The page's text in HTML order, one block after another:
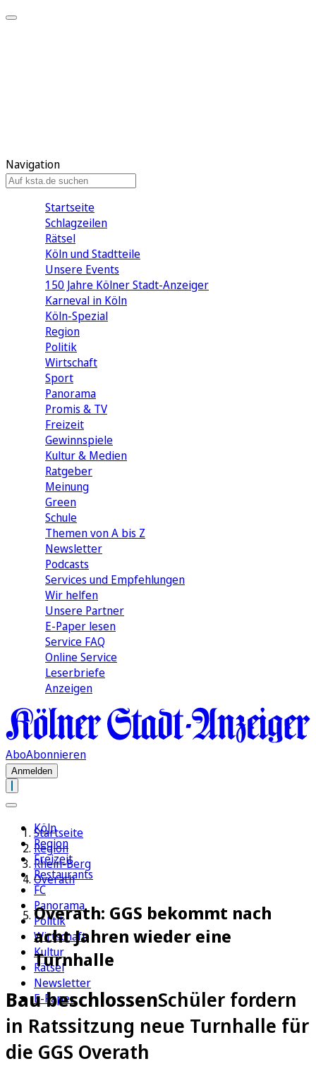
Navigation
Startseite
Schlagzeilen
Rätsel
Köln und Stadtteile
Unsere Events
150 Jahre Kölner Stadt-Anzeiger
Karneval in Köln
Köln-Spezial
Region
Politik
Wirtschaft
Sport
Panorama
Promis & TV
Freizeit
Gewinnspiele
Kultur & Medien
Ratgeber
Meinung
Green
Schule
Themen von A bis Z
Newsletter
Podcasts
Services und Empfehlungen
Wir helfen
Unsere Partner
E-Paper lesen
Service FAQ
Online Service
Leserbriefe
Anzeigen
AboAbonnieren
Anmelden
Köln
Region
Freizeit
Restaurants
FC
Panorama
Politik
Wirtschaft
Kultur
Rätsel
Newsletter
E-Paper
Startseite
Region
Rhein-Berg
Overath
Overath: GGS bekommt nach
acht Jahren wieder eine
Turnhalle
Bau beschlossenSchüler fordern
in Ratssitzung neue Turnhalle für
die GGS Overath